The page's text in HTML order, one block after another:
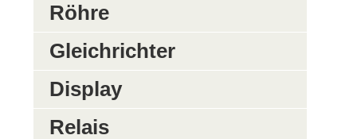
Röhre
Gleichrichter
Display
Relais